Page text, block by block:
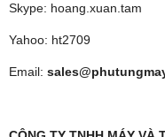
Skype: hoang.xuan.tam
Yahoo: ht2709
Email: